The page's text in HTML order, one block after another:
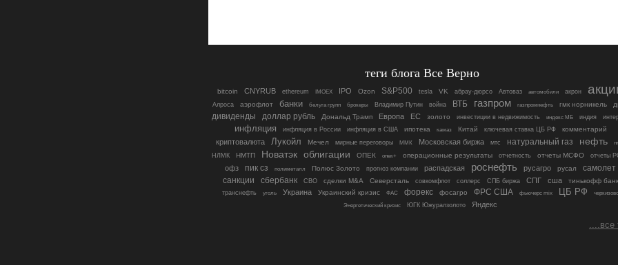
теги блога Все Верно
bitcoin CNYRUB ethereum IMOEX IPO Ozon S&P500 tesla VK абрау-дюрсо Автоваз автомобили акрон
Алроса аэрофлот банки белуга групп брокеры Владимир Путин война ВТБ газпром газпромнефть гмк норникель
дивиденды доллар рубль Дональд Трамп Европа ЕС золото инвестиции в недвижимость индекс МБ индия
инфляция инфляция в России инфляция в США ипотека камаз Китай ключевая ставка ЦБ РФ комментарий
криптовалюта Лукойл Мечел мирные переговоры ММК Московская биржа мтс натуральный газ нефть
НЛМК
НМТП Новатэк облигации ОПЕК опек+ операционные результаты отчетность отчеты МСФО отчеты
офз пик сз полиметалл Полюс Золото прогноз компании распадская роснефть русагро русал
самолет
санкции
сбербанк СВО сделки M&A Северсталь совкомфлот соллерс СПБ биржа СПГ сша тинькофф банк
транснефть уголь Украина Украинский кризис ФАС форекс фосагро ФРС США фьючерс mix ЦБ РФ
черкизово
Энергетический кризис
ЮГК Южуралзолото Яндекс
....все